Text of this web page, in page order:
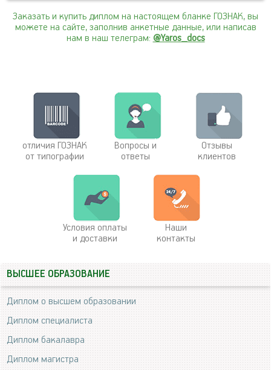
Заказать и купить диплом на настоящем бланке ГОЗНАК, вы
можете на сайте, заполнив анкетные данные, или написав
нам в наш телеграм: @Yaros_docs
отличия ГОЗНАК
от типографии
Вопросы и
ответы
Отзывы
клиентов
Условия оплаты
и доставки
Наши
контакты
ВЫСШЕЕ ОБРАЗОВАНИЕ
Диплом о высшем образовании
Диплом специалиста
Диплом бакалавра
Диплом магистра